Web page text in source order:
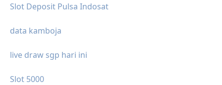
Slot Deposit Pulsa Indosat
data kamboja
live draw sgp hari ini
Slot 5000